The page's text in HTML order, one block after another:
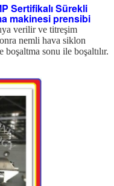
Sertifikalı Sürekli
makinesi prensibi
verilir ve titreşim
nemli hava siklon
boşaltma sonu ile boşaltılır.